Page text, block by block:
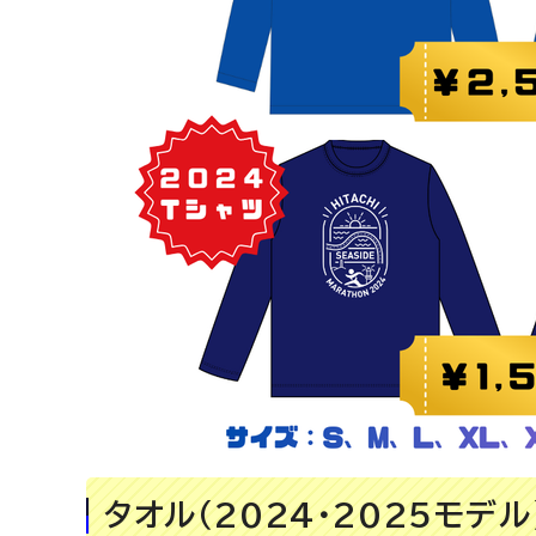
タオル（2024・2025モデル